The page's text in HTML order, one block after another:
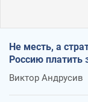
Не месть, а
Россию платить
Виктор Андрусив